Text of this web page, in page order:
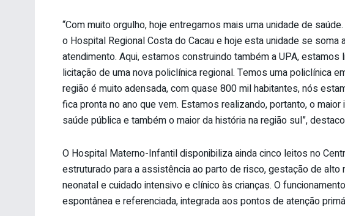
“Com muito orgulho, hoje entregamos mais uma unidade de
o Hospital Regional Costa do Cacau e hoje esta unidade se soma
atendimento. Aqui, estamos construindo também a UPA, estamos
licitação de uma nova policlínica regional. Temos uma policlínica
região é muito adensada, com quase 800 mil habitantes, nós
fica pronta no ano que vem. Estamos realizando, portanto, o
saúde pública e também o maior da história na região sul”,
O Hospital Materno-Infantil disponibiliza ainda cinco leitos no
estruturado para a assistência ao parto de risco, gestação de
neonatal e cuidado intensivo e clínico às crianças. O
espontânea e referenciada, integrada aos pontos de atenção